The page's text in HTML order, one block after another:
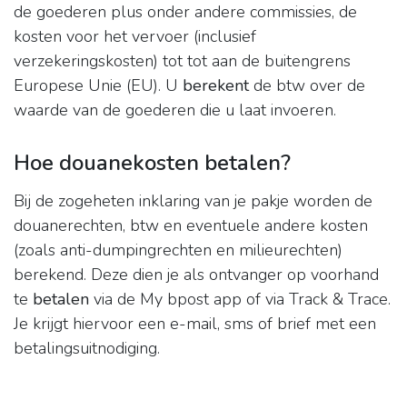
de goederen plus onder andere commissies, de
kosten voor het vervoer (inclusief
verzekeringskosten) tot tot aan de buitengrens
Europese Unie (EU). U berekentde btw over de
waarde van de goederen die u laat invoeren.
Hoe douanekosten betalen?
Bij de zogeheten inklaring van je pakje worden de
douanerechten, btw en eventuele andere kosten
(zoals anti-dumpingrechten en milieurechten)
berekend. Deze dien je als ontvanger op voorhand
te betalen via de My bpost app of via Track & Trace.
Je krijgt hiervoor een e-mail, sms of brief met een
betalingsuitnodiging.